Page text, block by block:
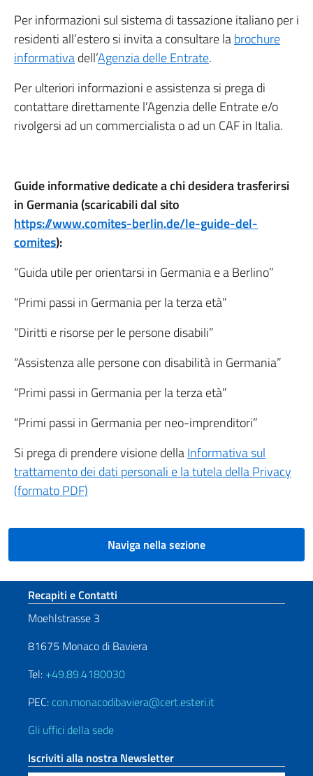
Per informazioni sul sistema di tassazione italiano per i
residenti all’estero si invita a consultare labrochure
informativadell’Agenzia delle Entrate.
Per ulteriori informazioni e assistenza si prega di
contattare direttamente l’Agenzia delle Entrate e/o
rivolgersi ad un commercialista o ad un CAF in Italia.
Guide informative dedicate a chi desidera trasferirsi
in Germania (scaricabili dal sito
https://www.comites-berlin.de/le-guide-del-
comites):
“Guida utile per orientarsi in Germania e a Berlino”
“Primi passi in Germania per la terza età”
“Diritti e risorse per le persone disabili”
“Assistenza alle persone con disabilità in Germania”
“Primi passi in Germania per la terza età”
“Primi passi in Germania per neo-imprenditori”
Si prega di prendere visione dellaInformativa sul
trattamento dei dati personali e la tutela della Privacy
(formato PDF)
Naviga nella sezione
Sezione footer
Recapiti e Contatti
Moehlstrasse 3
81675 Monaco di Baviera
Tel: +49.89.4180030
PEC: con.monacodibaviera@cert.esteri.it
Gli uffici della sede
Iscriviti alla nostra Newsletter